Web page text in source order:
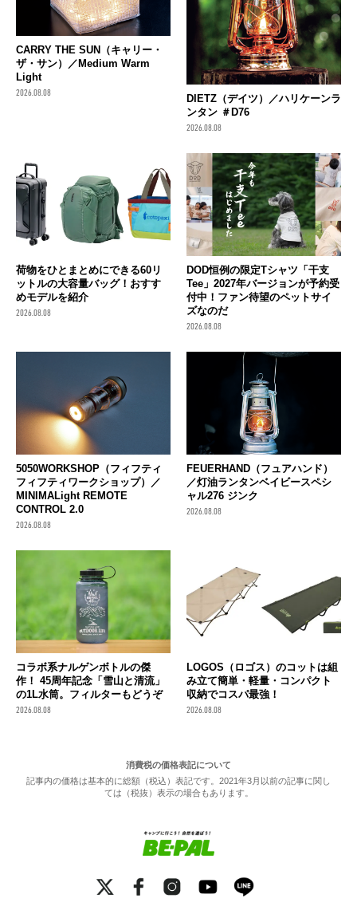
CARRY THE SUN（キャリー・
ザ・サン）／Medium Warm
Light
2026.08.08
DIETZ（デイツ）／ハリケーンラ
ンタン ＃D76
2026.08.08
荷物をひとまとめにできる60リ
ットルの大容量バッグ！おすす
めモデルを紹介
2026.08.08
DOD恒例の限定Tシャツ「干支
Tee」2027年バージョンが予約受
付中！ファン待望のペットサイ
ズなのだ
2026.08.08
5050WORKSHOP（フィフティ
フィフティワークショップ）／
MINIMALight REMOTE
CONTROL 2.0
2026.08.08
FEUERHAND（フュアハンド）
／灯油ランタンベイビースペシ
ャル276 ジンク
2026.08.08
コラボ系ナルゲンボトルの傑
作！ 45周年記念「雪山と清流」
の1L水筒。フィルターもどうぞ
2026.08.08
LOGOS（ロゴス）のコットは組
み立て簡単・軽量・コンパクト
収納でコスパ最強！
2026.08.08
消費税の価格表記について
記事内の価格は基本的に総額（税込）表記です。2021年3月以前の記事に関し
ては（税抜）表示の場合もあります。